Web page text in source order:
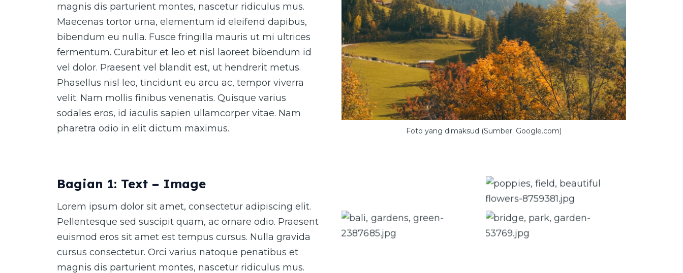
magnis dis parturient montes, nascetur ridiculus mus.
Maecenas tortor urna, elementum id eleifend dapibus,
bibendum eu nulla. Fusce fringilla mauris ut mi ultrices
fermentum. Curabitur et leo et nisl laoreet bibendum id
vel dolor. Praesent vel blandit est, ut hendrerit metus.
Phasellus nisl leo, tincidunt eu arcu ac, tempor viverra
velit. Nam mollis finibus venenatis. Quisque varius
sodales eros, id iaculis sapien ullamcorper vitae. Nam
pharetra odio in elit dictum maximus.
Foto yang dimaksud (Sumber: Google.com)
Bagian 1: Text – Image
Lorem ipsum dolor sit amet, consectetur adipiscing elit.
Pellentesque sed suscipit quam, ac ornare odio. Praesent
euismod eros sit amet est tempus cursus. Nulla gravida
cursus consectetur. Orci varius natoque penatibus et
magnis dis parturient montes, nascetur ridiculus mus.
Caption 2
Caption 3